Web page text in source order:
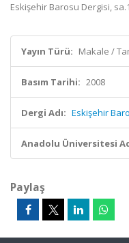
Eskişehir Barosu Dergisi,
Yayın Türü: Makale /
Basım Tarihi: 2008
Dergi Adı: Eskişehir
Anadolu Üniversitesi
Paylaş